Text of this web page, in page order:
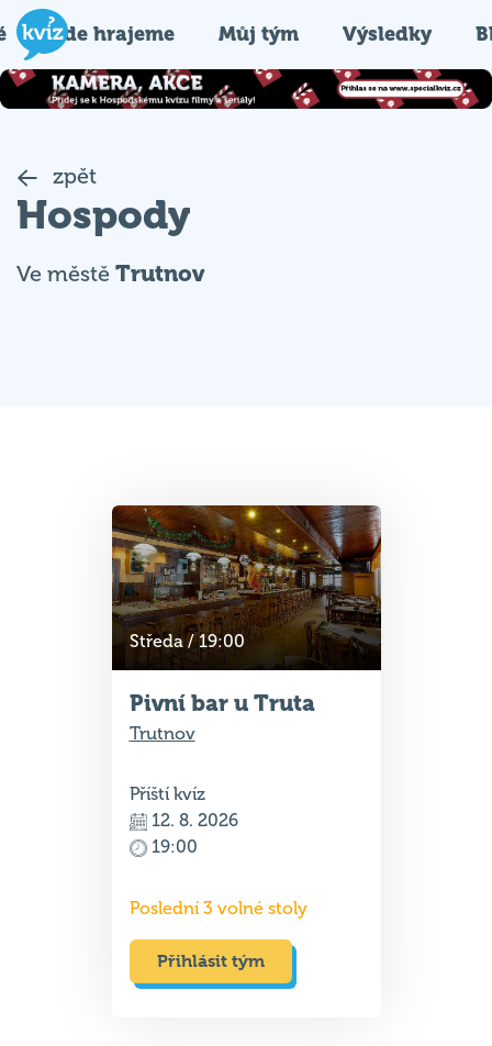
Kde hrajeme Můj tým Výsledky
zpět
Hospody
Ve městě Trutnov
Středa / 19:00
Pivní bar u Truta
Trutnov
Příští kvíz
12. 8. 2026
19:00
Poslední 3 volné stoly
Přihlásit tým